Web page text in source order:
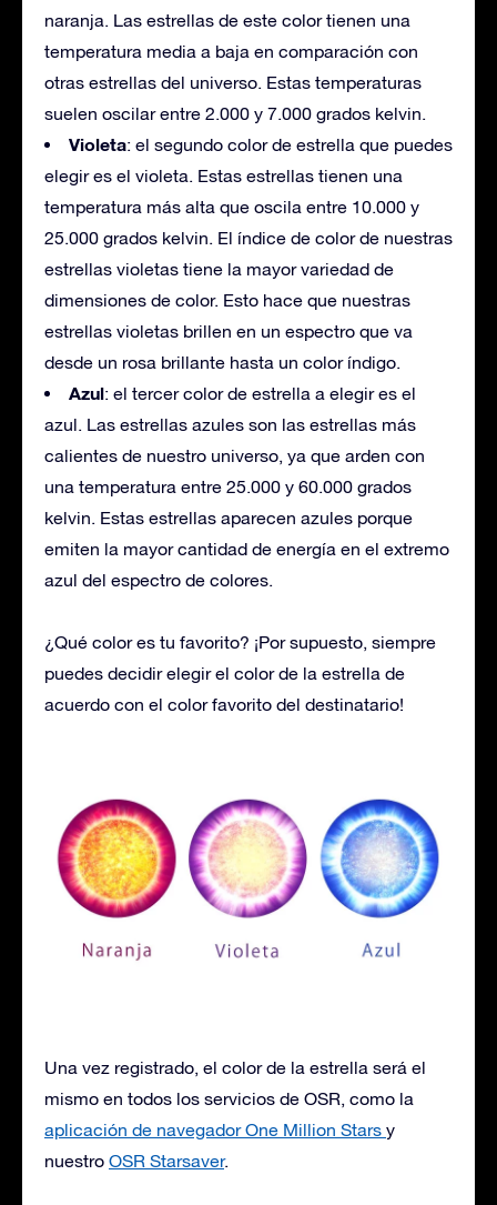
naranja. Las estrellas de este color tienen una
temperatura media a baja en comparación con
otras estrellas del universo. Estas temperaturas
suelen oscilar entre 2.000 y 7.000 grados kelvin.
Violeta: el segundo color de estrella que puedes
elegir es el violeta. Estas estrellas tienen una
temperatura más alta que oscila entre 10.000 y
25.000 grados kelvin. El índice de color de nuestras
estrellas violetas tiene la mayor variedad de
dimensiones de color. Esto hace que nuestras
estrellas violetas brillen en un espectro que va
desde un rosa brillante hasta un color índigo.
Azul: el tercer color de estrella a elegir es el
azul. Las estrellas azules son las estrellas más
calientes de nuestro universo, ya que arden con
una temperatura entre 25.000 y 60.000 grados
kelvin. Estas estrellas aparecen azules porque
emiten la mayor cantidad de energía en el extremo
azul del espectro de colores.
¿Qué color es tu favorito? ¡Por supuesto, siempre
puedes decidir elegir el color de la estrella de
acuerdo con el color favorito del destinatario!
Una vez registrado, el color de la estrella será el
mismo en todos los servicios de OSR, como la
aplicación de navegador One Million Stars y
nuestro OSR Starsaver.